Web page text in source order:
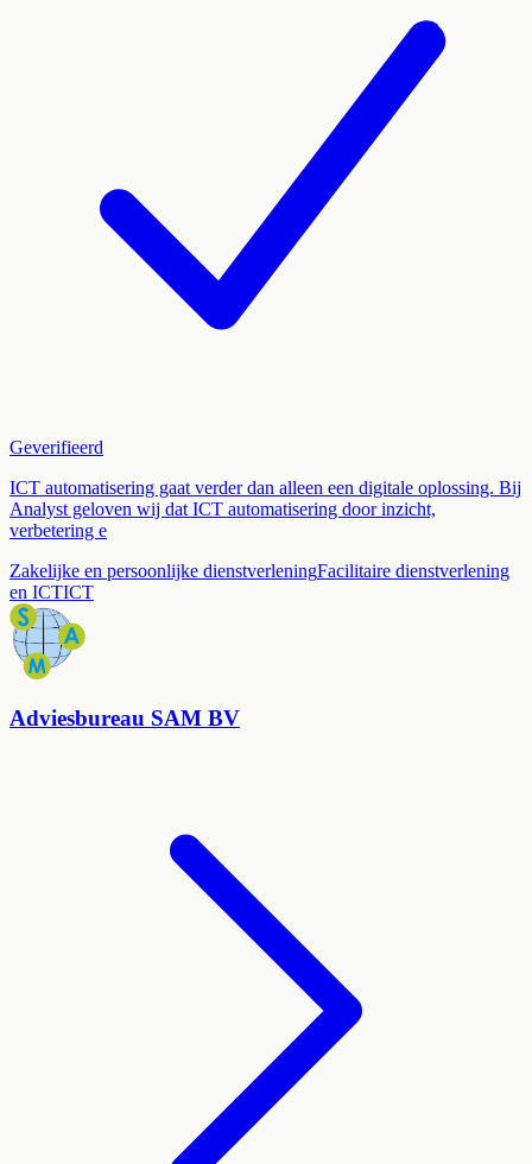
Geverifieerd
ICT automatisering gaat verder dan alleen een digitale oplossing. Bij
Analyst geloven wij dat ICT automatisering door inzicht,
verbetering e
Zakelijke en persoonlijke dienstverleningFacilitaire dienstverlening
en ICTICT
Adviesbureau SAM BV